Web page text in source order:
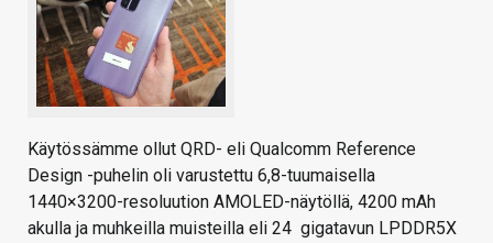
Käytössämme ollut QRD- eli Qualcomm Reference
Design -puhelin oli varustettu 6,8-tuumaisella
1440×3200-resoluution AMOLED-näytöllä, 4200 mAh
akulla ja muhkeilla muisteilla eli 24 gigatavun LPDDR5X